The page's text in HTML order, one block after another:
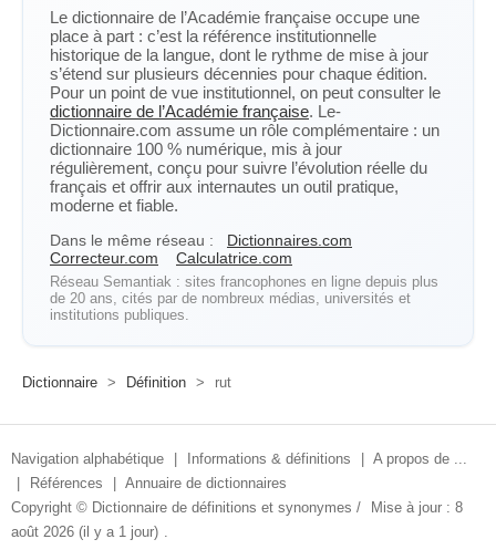
Le dictionnaire de l’Académie française occupe une
place à part : c’est la référence institutionnelle
historique de la langue, dont le rythme de mise à jour
s’étend sur plusieurs décennies pour chaque édition.
Pour un point de vue institutionnel, on peut consulter le
dictionnaire de l’Académie française. Le-
Dictionnaire.com assume un rôle complémentaire : un
dictionnaire 100 % numérique, mis à jour
régulièrement, conçu pour suivre l’évolution réelle du
français et offrir aux internautes un outil pratique,
moderne et fiable.
Dans le même réseau :
Dictionnaires.com
Correcteur.com
Calculatrice.com
Réseau Semantiak : sites francophones en ligne depuis plus
de 20 ans, cités par de nombreux médias, universités et
institutions publiques.
Dictionnaire > Définition > rut
Navigation alphabétique Informations & définitions
A propos de ...
Références
Annuaire de dictionnaires
Copyright © Dictionnaire de définitions et synonymes /
Mise à jour : 8
août 2026 (il y a 1 jour) .